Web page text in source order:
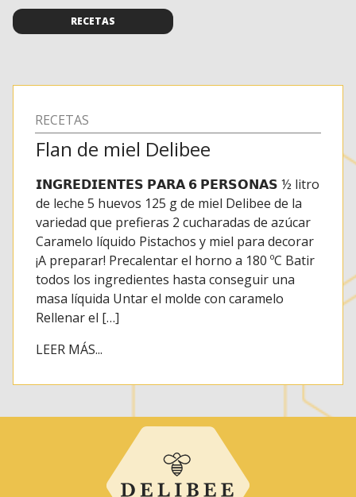
RECETAS
RECETAS
Flan de miel Delibee
𝗜𝗡𝗚𝗥𝗘𝗗𝗜𝗘𝗡𝗧𝗘𝗦 𝗣𝗔𝗥𝗔 𝟲 𝗣𝗘𝗥𝗦𝗢𝗡𝗔𝗦 ½ litro
de leche 5 huevos 125 g de miel Delibee de la
variedad que prefieras 2 cucharadas de azúcar
Caramelo líquido Pistachos y miel para decorar
¡A preparar! Precalentar el horno a 180 ºC Batir
todos los ingredientes hasta conseguir una
masa líquida Untar el molde con caramelo
Rellenar el […]
LEER MÁS...